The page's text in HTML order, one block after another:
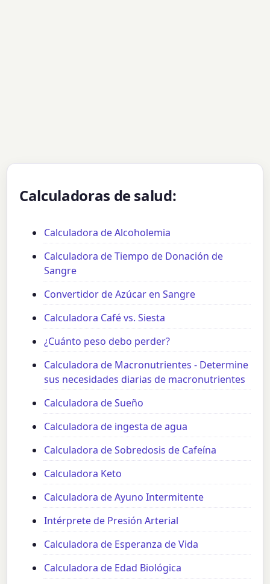
Calculadoras de salud:
Calculadora de Alcoholemia
Calculadora de Tiempo de Donación de
Sangre
Convertidor de Azúcar en Sangre
Calculadora Café vs. Siesta
¿Cuánto peso debo perder?
Calculadora de Macronutrientes - Determine
sus necesidades diarias de macronutrientes
Calculadora de Sueño
Calculadora de ingesta de agua
Calculadora de Sobredosis de Cafeína
Calculadora Keto
Calculadora de Ayuno Intermitente
Intérprete de Presión Arterial
Calculadora de Esperanza de Vida
Calculadora de Edad Biológica